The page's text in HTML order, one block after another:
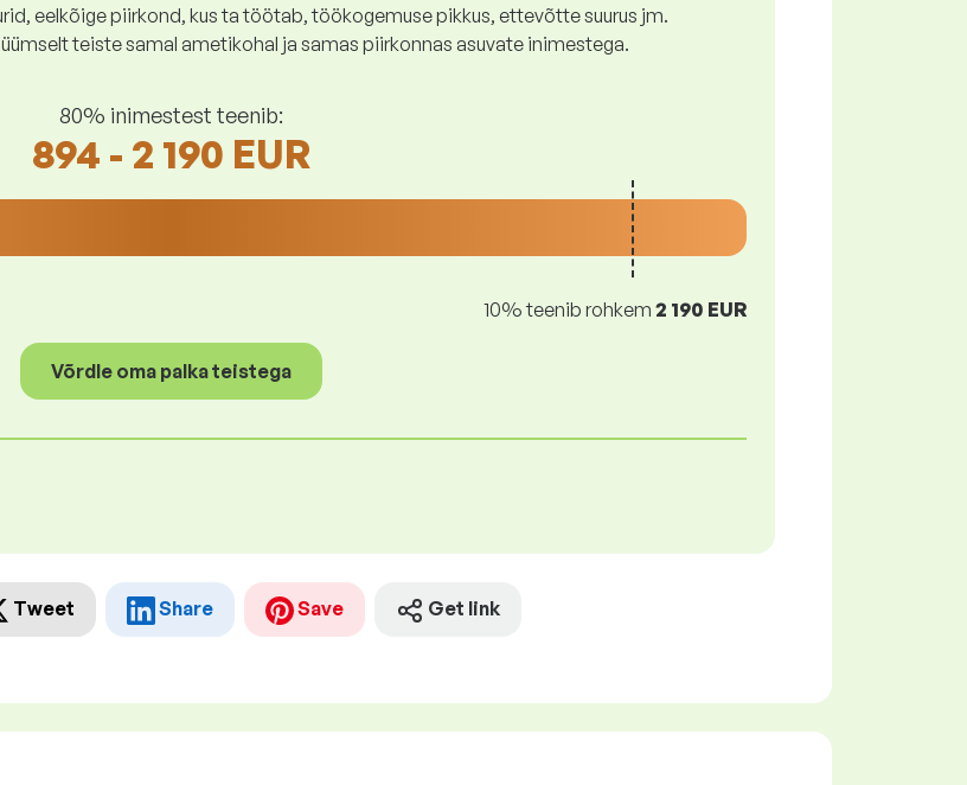
eelkõige piirkond, kus ta töötab, töökogemuse pikkus, ettevõtte suurus jm.
teiste samal ametikohal ja samas piirkonnas asuvate inimestega.
80% inimestest teenib:
894 - 2 190 EUR
10% teenib rohkem 2 190 EUR
Võrdle oma palka teistega
Tweet Share Save Get link